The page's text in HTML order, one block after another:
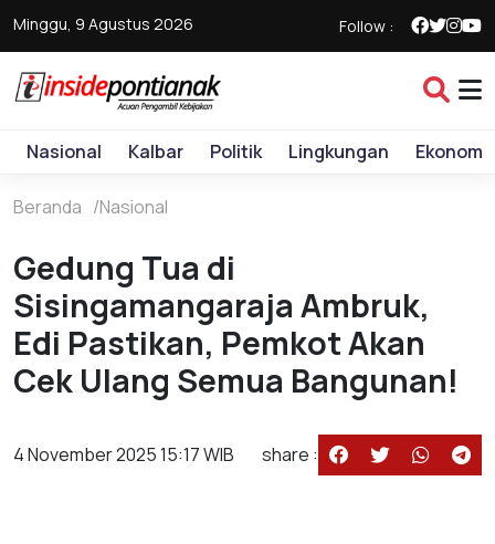
Minggu, 9 Agustus 2026 Follow :
Nasional Kalbar Politik Lingkungan Ekonomi
Beranda Nasional
Gedung Tua di
Sisingamangaraja Ambruk,
Edi Pastikan, Pemkot Akan
Cek Ulang Semua Bangunan!
4 November 2025 15:17 WIB share :